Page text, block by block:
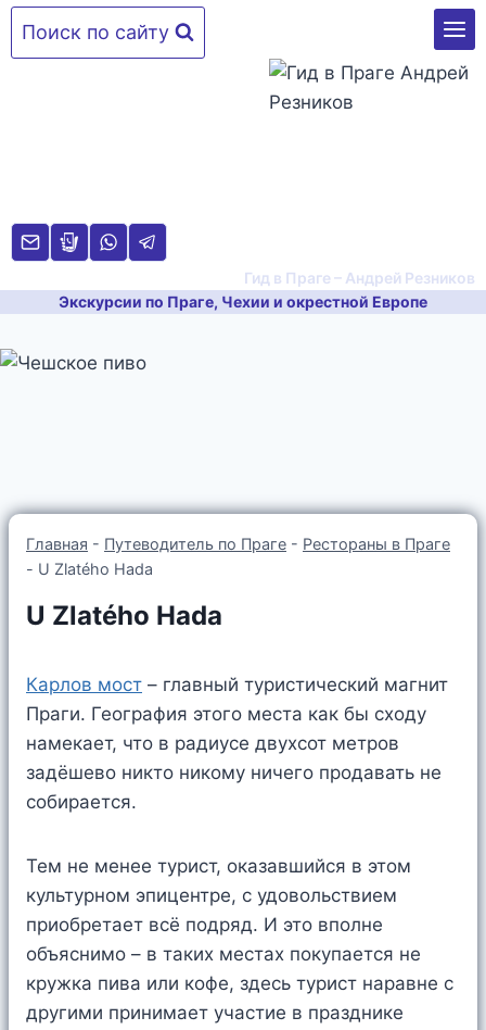
Перейти
Поиск по сайту
Гид в Праге – Андрей Резников
Экскурсии по Праге, Чехии и окрестной Европе
Главная - Путеводитель по Праге - Рестораны в Праге
- U Zlatého Hada
U Zlatého Hada
Карлов мост – главный туристический магнит
Праги. География этого места как бы сходу
намекает, что в радиусе двухсот метров
задёшево никто никому ничего продавать не
собирается.
Тем не менее турист, оказавшийся в этом
культурном эпицентре, с удовольствием
приобретает всё подряд. И это вполне
объяснимо – в таких местах покупается не
кружка пива или кофе, здесь турист наравне с
другими принимает участие в празднике